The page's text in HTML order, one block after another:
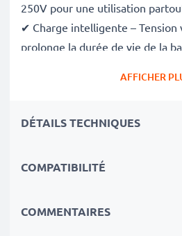
250V pour une utilisation
✔ Charge intelligente – Tension
prolonge la durée de vie de la
Compact et prêt pour le voyage
votre sac photo
AFFICHER
DÉTAILS TECHNIQUES
COMPATIBILITÉ
COMMENTAIRES